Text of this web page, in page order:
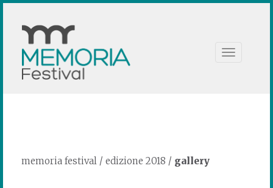
Toggle
memoria festival / edizione 2018 / gallery